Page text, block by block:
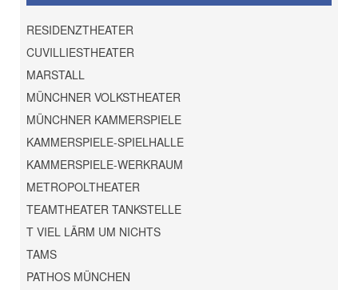
RESIDENZTHEATER
CUVILLIESTHEATER
MARSTALL
MÜNCHNER VOLKSTHEATER
MÜNCHNER KAMMERSPIELE
KAMMERSPIELE-SPIELHALLE
KAMMERSPIELE-WERKRAUM
METROPOLTHEATER
TEAMTHEATER TANKSTELLE
T VIEL LÄRM UM NICHTS
TAMS
PATHOS MÜNCHEN